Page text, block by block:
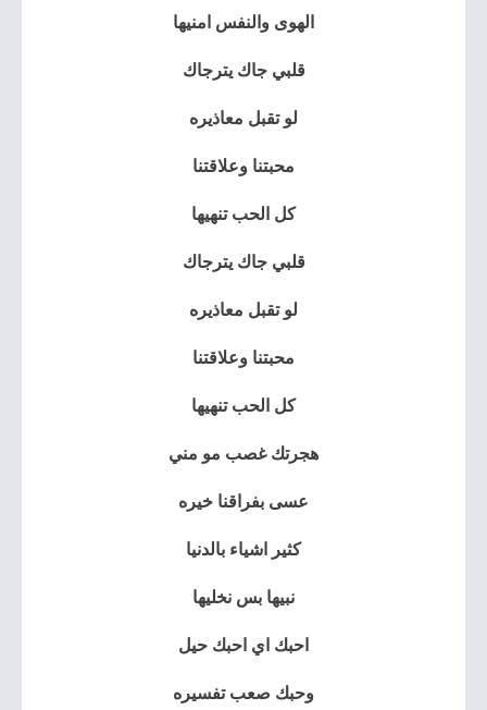
الهوى والنفس امنيها
قلبي جاك يترجاك
لو تقبل معاذيره
محبتنا وعلاقتنا
كل الحب تنهيها
قلبي جاك يترجاك
لو تقبل معاذيره
محبتنا وعلاقتنا
كل الحب تنهيها
هجرتك غصب مو مني
عسى بفراقنا خيره
كثير اشياء بالدنيا
نبيها بس نخليها
احبك اي احبك حيل
وحبك صعب تفسيره